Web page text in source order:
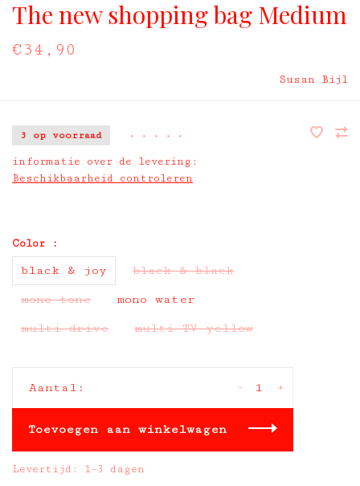
The new shopping bag Medium
€34,90
Susan Bijl
3 op voorraad • • • • •
informatie over de levering:
Beschikbaarheid controleren
Color :
black & joy black & black
mono tone mono water
multi drive multi TV yellow
Aantal: +
-
Toevoegen aan winkelwagen
Levertijd: 1-3 dagen